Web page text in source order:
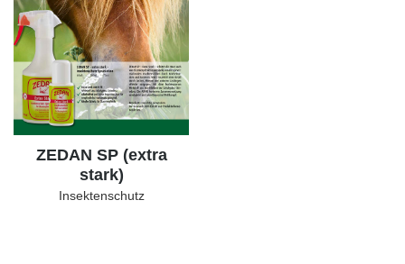
ZEDAN SP (extra
stark)
Insektenschutz